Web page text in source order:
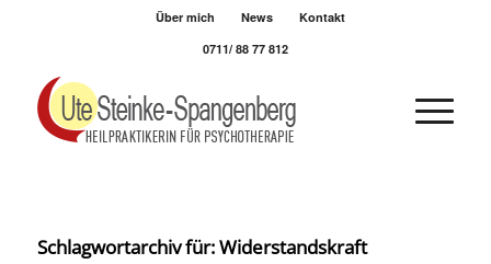
Über mich News
Kontakt
0711/ 88 77 812
Schlagwortarchiv für:Widerstandskraft